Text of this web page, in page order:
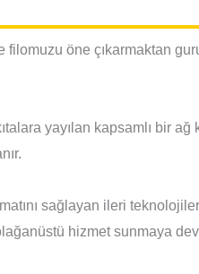
filomuzu öne çıkarmaktan
yayılan kapsamlı bir
sağlayan ileri
hizmet sunmaya